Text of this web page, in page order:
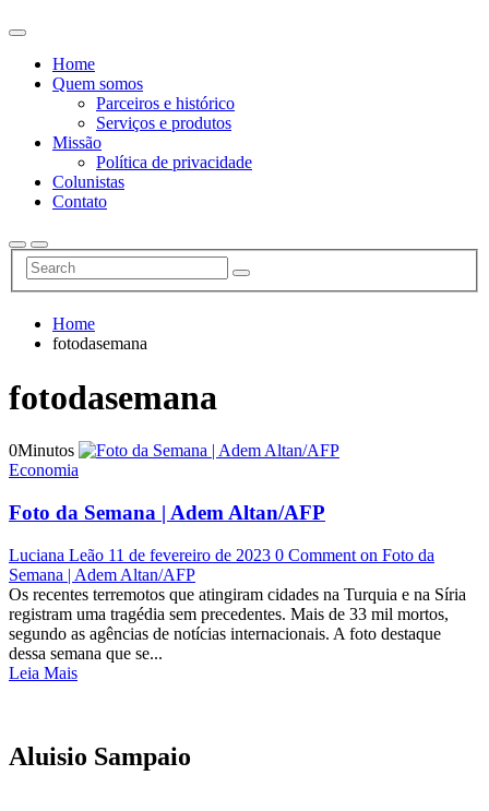
Home
Quem somos
Parceiros e histórico
Serviços e produtos
Missão
Política de privacidade
Colunistas
Contato
Home
fotodasemana
fotodasemana
0Minutos
Economia
Foto da Semana | Adem Altan/AFP
Luciana Leão 11 de fevereiro de 2023 0 Comment on Foto da
Semana | Adem Altan/AFP
Os recentes terremotos que atingiram cidades na Turquia e na Síria
registram uma tragédia sem precedentes. Mais de 33 mil mortos,
segundo as agências de notícias internacionais. A foto destaque
dessa semana que se...
Leia Mais
Aluisio Sampaio